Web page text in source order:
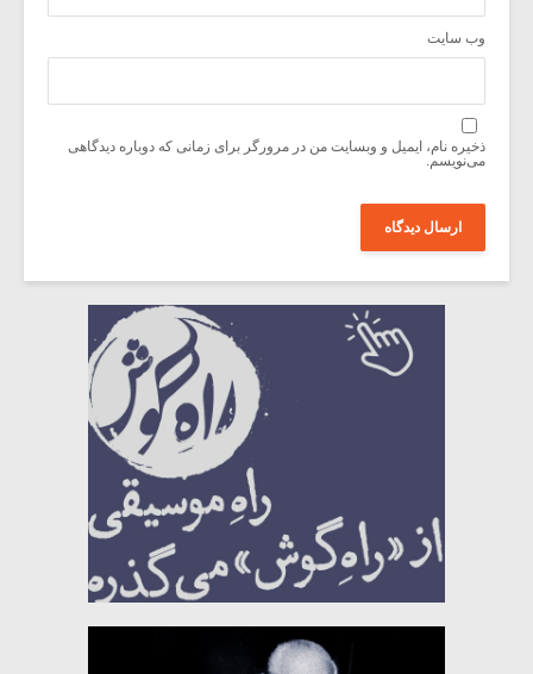
وب‌ سایت
ذخیره نام، ایمیل و وبسایت من در مرورگر برای زمانی که دوباره دیدگاهی
می‌نویسم.